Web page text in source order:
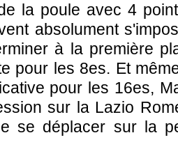
la poule avec 4
absolument
à la première
pour les 8es. Et
pour les 16es,
sur la Lazio
se déplacer sur la